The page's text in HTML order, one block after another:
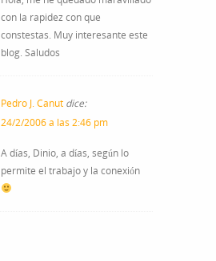
con la rapidez con que
constestas. Muy interesante este
blog. Saludos
Pedro J. Canut dice:
24/2/2006 a las 2:46 pm
A días, Dinio, a días, según lo
permite el trabajo y la conexión